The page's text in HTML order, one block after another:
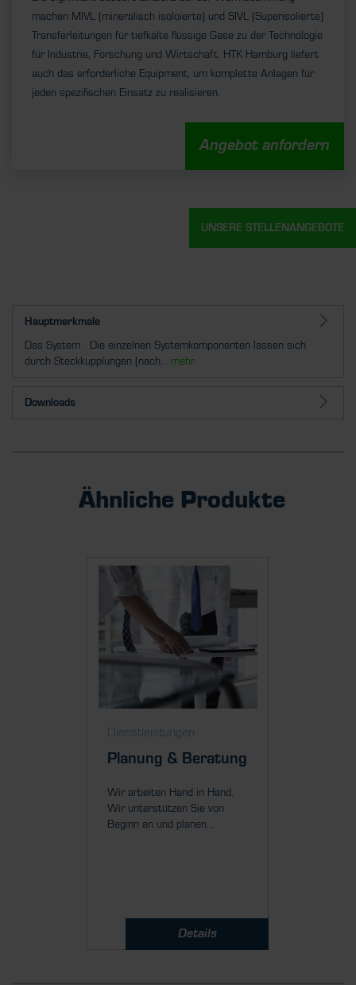
machen MIVL (mineralisch isoloierte) und SIVL (Superisolierte)
Transferleitungen für tiefkalte flüssige Gase zu der Technologie
für Industrie, Forschung und Wirtschaft. HTK Hamburg liefert
auch das erforderliche Equipment, um komplette Anlagen für
jeden spezifischen Einsatz zu realisieren.
Angebot anfordern
Hauptmerkmale
Das System Die einzelnen Systemkomponenten lassen sich
durch Steckkupplungen (nach... mehr
Downloads
Ähnliche Produkte
Dienstleistungen
Planung & Beratung
Wir arbeiten Hand in Hand.
Wir unterstützen Sie von
Beginn an und planen...
Details
UNSERE STELLENANGEBOTE